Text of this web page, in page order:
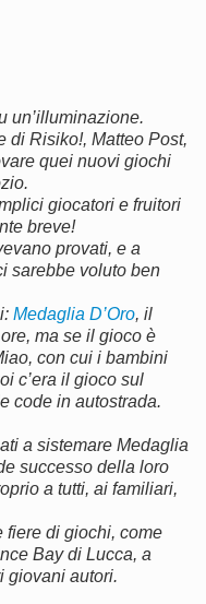
un’illuminazione.
di Risiko!, Matteo Post,
quei nuovi giochi
giocatori e fruitori
breve!
provati, e a
sarebbe voluto ben
Medaglia D’Oro, il
ma se il gioco è
con cui i bambini
c’era il gioco sul
code in autostrada.
a sistemare Medaglia
successo della loro
a tutti, ai familiari,
fiere di giochi, come
Bay di Lucca, a
giovani autori.